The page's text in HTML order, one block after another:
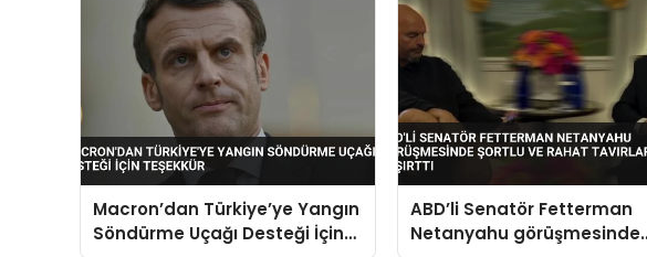
Macron’dan Türkiye’ye Yangın
Söndürme Uçağı Desteği İçin
ABD’li Senatör Fetterman
Netanyahu görüşmesinde